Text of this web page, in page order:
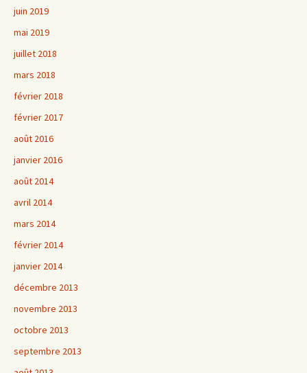
juin 2019
mai 2019
juillet 2018
mars 2018
février 2018
février 2017
août 2016
janvier 2016
août 2014
avril 2014
mars 2014
février 2014
janvier 2014
décembre 2013
novembre 2013
octobre 2013
septembre 2013